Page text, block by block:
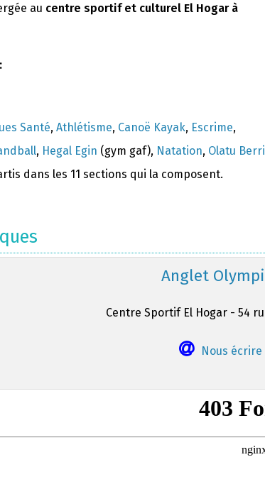
au centre sportif et culturel El Hogar à
Santé, Athlétisme, Canoë Kayak, Escrime,
, Hegal Egin (gym gaf), Natation, Olatu
dans les 11 sections qui la composent.
Anglet
Centre Sportif El Hogar - 54
Nous écrire